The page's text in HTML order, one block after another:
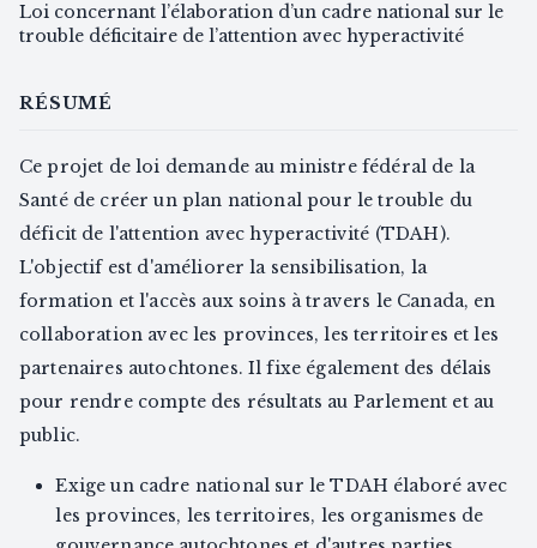
Loi concernant l’élaboration d’un cadre national sur le
trouble déficitaire de l’attention avec hyperactivité
RÉSUMÉ
Ce projet de loi demande au ministre fédéral de la
Santé de créer un plan national pour le trouble du
déficit de l'attention avec hyperactivité (TDAH).
L'objectif est d'améliorer la sensibilisation, la
formation et l'accès aux soins à travers le Canada, en
collaboration avec les provinces, les territoires et les
partenaires autochtones. Il fixe également des délais
pour rendre compte des résultats au Parlement et au
public.
Exige un cadre national sur le TDAH élaboré avec
les provinces, les territoires, les organismes de